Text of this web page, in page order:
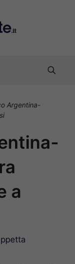
Argentina-
a